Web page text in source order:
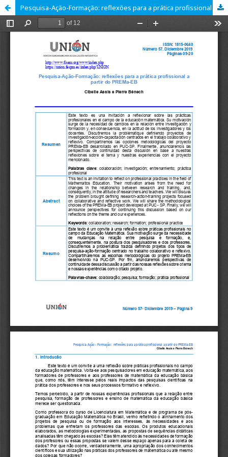
Pesquisa-Ação-Formação: reflexões para a prática profissional a partir do PREMa-EB